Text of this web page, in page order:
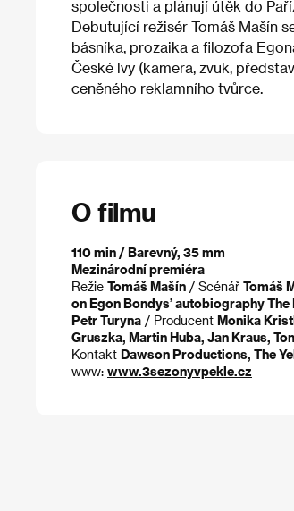
společnosti a plánují útěk do
Debutující režisér Tomáš Mašín
básníka, prozaika a filozofa
České lvy (kamera, zvuk,
ceněného reklamního tvůrce.
O filmu
110 min / Barevný, 35 mm
Mezinárodní premiéra
Režie Tomáš Mašín / Scénář Tomáš
on Egon Bondys’ autobiography The
Petr Turyna / Producent Monika
Gruszka, Martin Huba, Jan Kraus,
Kontakt Dawson Productions, The
www: www.3sezonyvpekle.cz